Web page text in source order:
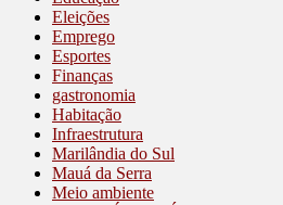
Eleições
Emprego
Esportes
Finanças
gastronomia
Habitação
Infraestrutura
Marilândia do Sul
Mauá da Serra
Meio ambiente